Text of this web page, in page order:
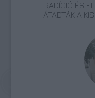
TRADÍCIÓ ÉS
ÁTADTÁK A